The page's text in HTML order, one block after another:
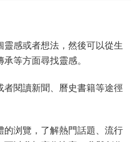
感或者想法，然後可以從生
等方面尋找靈感。
閱讀新聞、曆史書籍等途徑
浏覽，了解熱門話題、流行